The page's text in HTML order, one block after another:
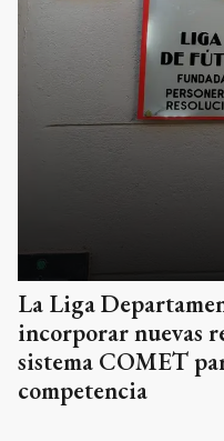
La Liga
incorporar nuevas
sistema COMET
competencia